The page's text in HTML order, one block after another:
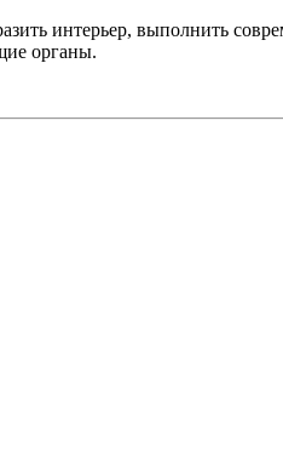
интерьер, выполнить
органы.